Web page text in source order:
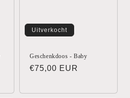
Uitverkocht
Geschenkdoos - Baby
Normale
€75,00 EUR